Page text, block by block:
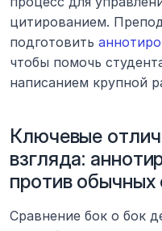
цитированием.
подготовить
чтобы помочь
написанием крупной
Ключевые
взгляда:
против обычных
Сравнение бок о бок